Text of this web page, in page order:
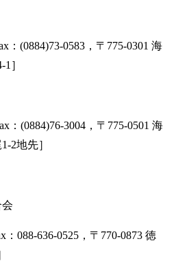
：(0884)73-0583，〒775-0301 海
］
：(0884)76-3004，〒775-0501 海
2地先］
：088-636-0525，〒770-0873 徳